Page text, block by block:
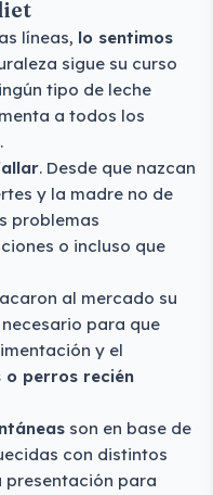
líneas, lo sentimos
sigue su curso
tipo de leche
a todos los
. Desde que nazcan
y la madre no de
problemas
o incluso que
al mercado su
para que
y el
perros recién
son en base de
con distintos
presentación para